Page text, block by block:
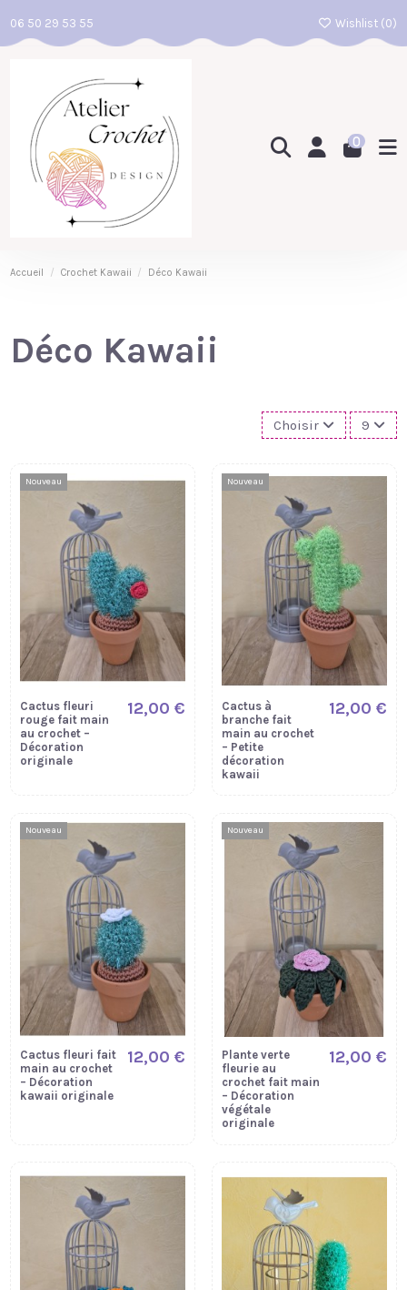
06 50 29 53 55 Wishlist (0)
0
Accueil Crochet Kawaii Déco Kawaii
Déco Kawaii
Choisir 9
Nouveau
Cactus fleuri
rouge fait main
au crochet –
Décoration
originale
12,00 €
Nouveau
Cactus à
branche fait
main au crochet
– Petite
décoration
kawaii
12,00 €
Nouveau
Cactus fleuri fait
main au crochet
– Décoration
kawaii originale
12,00 €
Nouveau
Plante verte
fleurie au
crochet fait main
– Décoration
végétale
originale
12,00 €